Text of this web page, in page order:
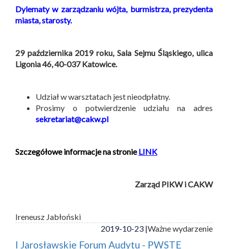
Dylematy w zarządzaniu wójta, burmistrza, prezydenta
miasta, starosty.
29 października 2019 roku, Sala Sejmu Śląskiego, ulica
Ligonia 46, 40-037 Katowice.
Udział w warsztatach jest nieodpłatny.
Prosimy o potwierdzenie udziału na adres
sekretariat@cakw.pl
Szczegółowe informacje na stronie LINK
Zarząd PIKW i CAKW
Ireneusz Jabłoński
2019-10-23 |Ważne wydarzenie
I Jarosławskie Forum Audytu - PWSTE